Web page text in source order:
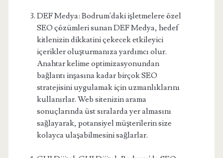
DEF Medya: Bodrum'daki işletmelere özel
SEO çözümleri sunan DEF Medya, hedef
kitlenizin dikkatini çekecek etkileyici
içerikler oluşturmanıza yardımcı olur.
Anahtar kelime optimizasyonundan
bağlantı inşasına kadar birçok SEO
stratejisini uygulamak için uzmanlıklarını
kullanırlar. Web sitenizin arama
sonuçlarında üst sıralarda yer almasını
sağlayarak, potansiyel müşterilerin size
kolayca ulaşabilmesini sağlarlar.